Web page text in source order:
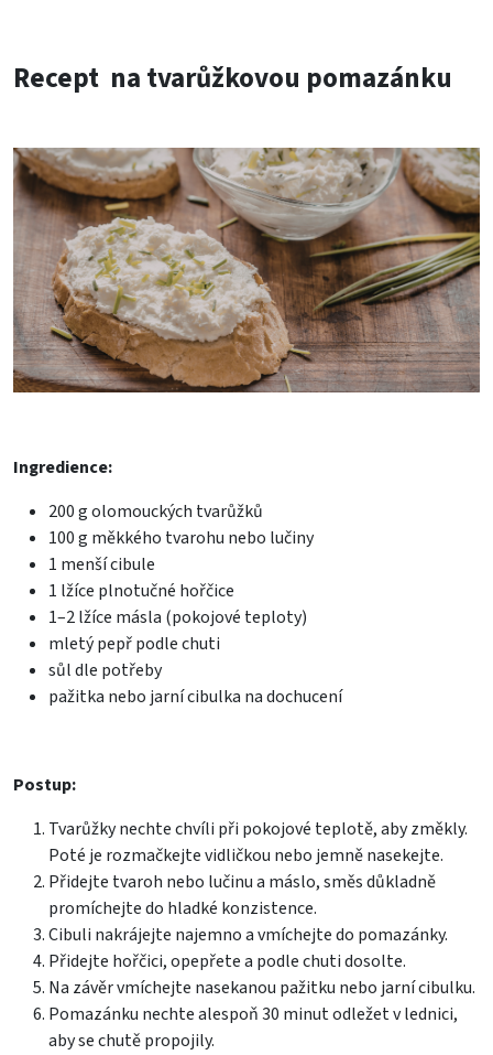
Recept na tvarůžkovou pomazánku
Ingredience:
200 g olomouckých tvarůžků
100 g měkkého tvarohu nebo lučiny
1 menší cibule
1 lžíce plnotučné hořčice
1–2 lžíce másla (pokojové teploty)
mletý pepř podle chuti
sůl dle potřeby
pažitka nebo jarní cibulka na dochucení
Postup:
Tvarůžky nechte chvíli při pokojové teplotě, aby změkly.
Poté je rozmačkejte vidličkou nebo jemně nasekejte.
Přidejte tvaroh nebo lučinu a máslo, směs důkladně
promíchejte do hladké konzistence.
Cibuli nakrájejte najemno a vmíchejte do pomazánky.
Přidejte hořčici, opepřete a podle chuti dosolte.
Na závěr vmíchejte nasekanou pažitku nebo jarní cibulku.
Pomazánku nechte alespoň 30 minut odležet v lednici,
aby se chutě propojily.